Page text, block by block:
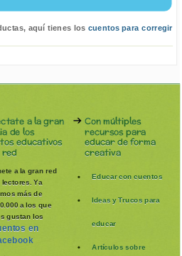
aquí tienes los cuentos para corregir
a la gran
de los
educativos
red
a la gran red
lectores. Ya
más de
a los que
gustan los
en
Con múltiples
recursos para
educar de forma
creativa
Educar con cuentos
Ideas y Trucos para
educar
Artículos sobre